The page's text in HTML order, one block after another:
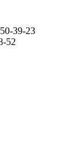
39-23
52